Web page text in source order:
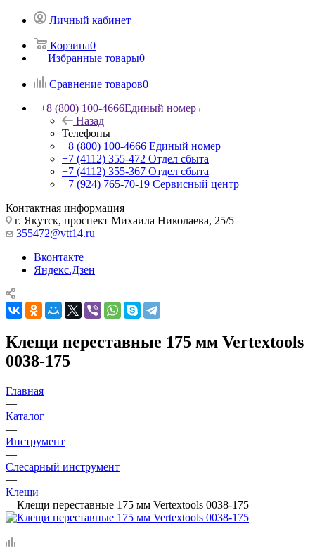
Личный кабинет
Корзина0
Избранные товары0
Сравнение товаров0
+8 (800) 100-4666Единый номер
Назад
Телефоны
+8 (800) 100-4666 Единый номер
+7 (4112) 355-472 Отдел сбыта
+7 (4112) 355-367 Отдел сбыта
+7 (924) 765-70-19 Сервисный центр
Контактная информация
г. Якутск, проспект Михаила Николаева, 25/5
355472@vtt14.ru
Вконтакте
Яндекс.Дзен
Клещи переставные 175 мм Vertextools
0038-175
Главная
—
Каталог
—
Инструмент
—
Слесарный инструмент
—
Клещи
—Клещи переставные 175 мм Vertextools 0038-175